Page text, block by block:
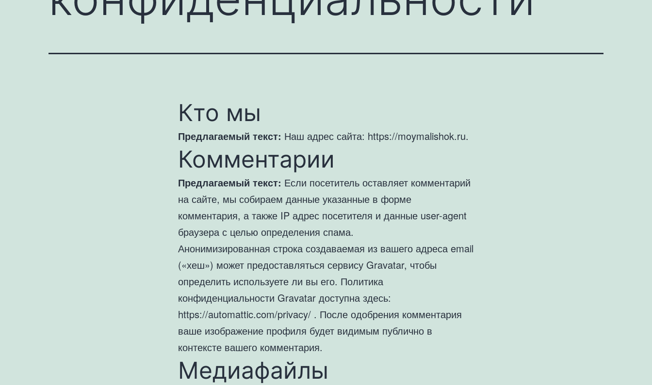
Кто мы
Предлагаемый текст: Наш адрес сайта: https://moymalishok.ru.
Комментарии
Предлагаемый текст: Если посетитель оставляет комментарий
на сайте, мы собираем данные указанные в форме
комментария, а также IP адрес посетителя и данные user-agent
браузера с целью определения спама.
Анонимизированная строка создаваемая из вашего адреса email
(«хеш») может предоставляться сервису Gravatar, чтобы
определить используете ли вы его. Политика
конфиденциальности Gravatar доступна здесь:
https://automattic.com/privacy/ . После одобрения комментария
ваше изображение профиля будет видимым публично в
контексте вашего комментария.
Медиафайлы